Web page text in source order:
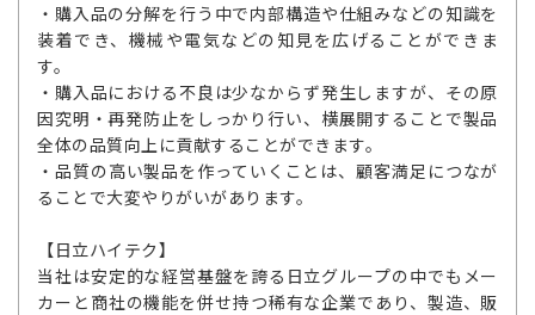
・購入品の分解を行う中で内部構造や仕組みなどの知識を
装着でき、機械や電気などの知見を広げることができま
す。
・購入品における不良は少なからず発生しますが、その原
因究明・再発防止をしっかり行い、横展開することで製品
全体の品質向上に貢献することができます。
・品質の高い製品を作っていくことは、顧客満足につなが
ることで大変やりがいがあります。
【日立ハイテク】
当社は安定的な経営基盤を誇る日立グループの中でもメー
カーと商社の機能を併せ持つ稀有な企業であり、製造、販